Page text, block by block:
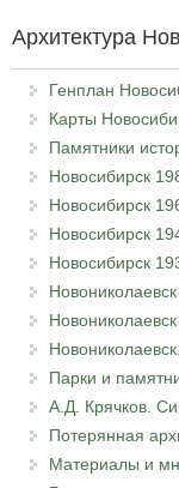
Архитектура
Генплан
Карты
Памятники
Новосибирск
Новосибирск
Новосибирск
Новосибирск
Парки и
А.Д. Крячков.
Потерянная
Материалы и